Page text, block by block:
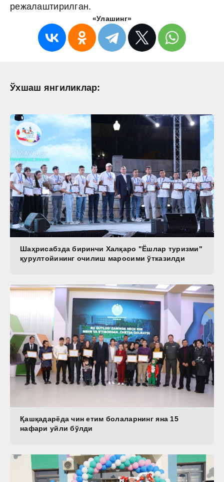
режалаштирилган.
«Улашинг»
Ўхшаш янгиликлар:
Шаҳрисабзда биринчи Халқаро "Ёшлар туризми"
қурултойининг очилиш маросими ўтказилди
Қашқадарёда чин етим болаларнинг яна 15
нафари уйли бўлди